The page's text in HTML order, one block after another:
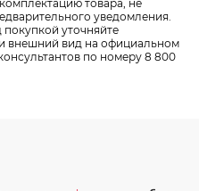
товара, не
уведомления.
уточняйте
внешний вид на официальном
по номеру 8 800